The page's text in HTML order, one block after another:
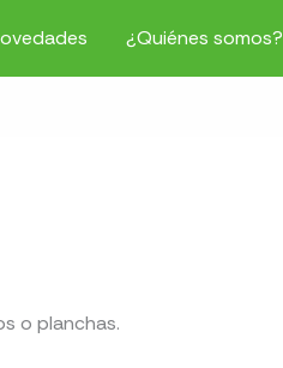
¿Quiénes somos?
o planchas.